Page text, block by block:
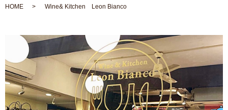
HOME Wine& Kitchen Leon Bianco